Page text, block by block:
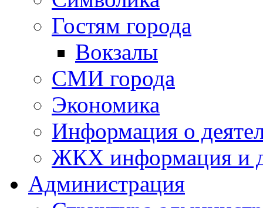
Гостям города
Вокзалы
СМИ города
Экономика
Информация о
ЖКХ информация и
Администрация